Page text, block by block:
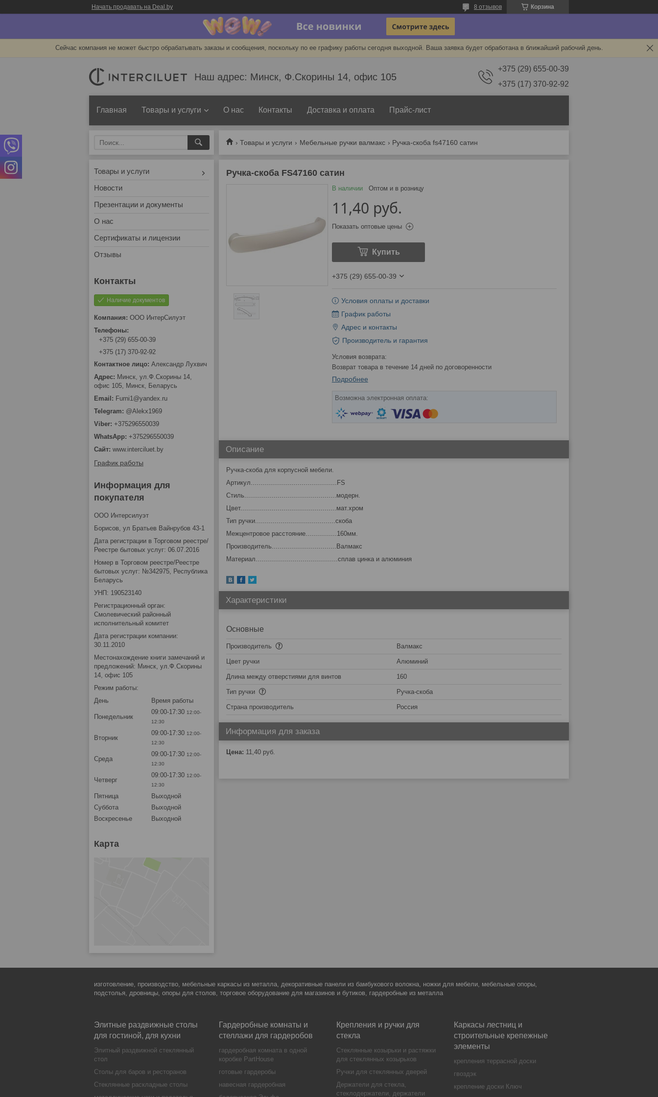
Начать продавать на Deal.by Корзина
8 отзывов
Сейчас компания не может быстро обрабатывать заказы и сообщения, поскольку по ее графику работы сегодня выходной. Ваша заявка будет обработана в ближайший рабочий день.
Наш адрес: Минск, Ф.Скорины 14, офис 105
+375 (29) 655-00-39
+375 (17) 370-92-92
Главная Товары и услуги О нас Контакты Доставка и оплата Прайс-лист
Товары и услуги Мебельные ручки валмакс Ручка-скоба fs47160 сатин
Ручка-скоба FS47160 сатин
В наличии Оптом и в розницу
11,40 руб.
Показать оптовые цены
Купить
+375 (29) 655-00-39
Условия оплаты и доставки
График работы
Адрес и контакты
Производитель и гарантия
возврат товара в течение 14 дней по договоренности
Подробнее
Описание
Ручка-скоба для корпусной мебели.
Артикул............................................FS
Стиль...............................................модерн.
Цвет.................................................мат.хром
Тип ручки.........................................скоба
Межцентровое расстояние................160мм.
Производитель.................................Валмакс
Материал..........................................сплав цинка и алюминия
Характеристики
Основные
Производитель Валмакс
Цвет ручки Алюминий
Длина между отверстиями для винтов 160
Тип ручки Ручка-скоба
Страна производитель Россия
Информация для заказа
Цена: 11,40 руб.
Товары и услуги
Новости
Презентации и документы
О нас
Сертификаты и лицензии
Отзывы
Наличие документов
OOO ИнтерCилуэт
+375 (29) 655-00-39
+375 (17) 370-92-92
Александр Лухвич
Минск, ул.Ф.Скорины 14,
офис 105, Минск, Беларусь
Furni1@yandex.ru
@Alekx1969
+375296550039
+375296550039
www.interciluet.by
График работы
Информация для
покупателя
OOO Интерсилуэт
Борисов, ул Братьев Вайнрубов 43-1
Дата регистрации в Торговом реестре/
Реестре бытовых услуг: 06.07.2016
Номер в Торговом реестре/Реестре
бытовых услуг: №342975, Республика
Беларусь
УНП: 190523140
Регистрационный орган:
Смолевический районный
исполнительный комитет
Дата регистрации компании:
30.11.2010
Местонахождение книги замечаний и
предложений: Минск, ул.Ф.Скорины
14, офис 105
Режим работы:
День
Время работы
Понедельник
09:00-17:30 12:00-
12:30
Вторник
09:00-17:30 12:00-
12:30
Среда
09:00-17:30 12:00-
12:30
Четверг
09:00-17:30 12:00-
12:30
Пятница
Выходной
Суббота
Выходной
Воскресенье
Выходной
Карта
изготовление, производство, мебельные каркасы из металла, декоративные панели из бамбукового волокна, ножки для мебели, мебельные опоры,
подстолья, дровницы, опоры для столов, торговое оборудование для магазинов и бутиков, гардеробные из металла
Элитные раздвижные столы
для гостиной, для кухни
Элитный раздвижной стеклянный
стол
Столы для баров и ресторанов
Стеклянные раскладные столы
Гардеробные комнаты и
стеллажи для гардеробов
гардеробная комната в одной
коробке PartHouse
готовые гардеробы
навесная гардеробная
Крепления и ручки для
стекла
Стеклянные козырьки и растяжки
для стеклянных козырьков
Ручки для стеклянных дверей
Держатели для стекла,
стеклодержатели, держатели
Каркасы лестниц и
строительные крепежные
элементы
крепления террасной доски
гвоздэк
крепление доски Ключ